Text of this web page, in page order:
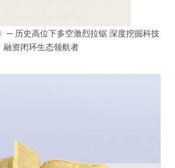
─ 历史高位下多空激烈拉锯 深度挖掘科技
融资闭环生态领航者